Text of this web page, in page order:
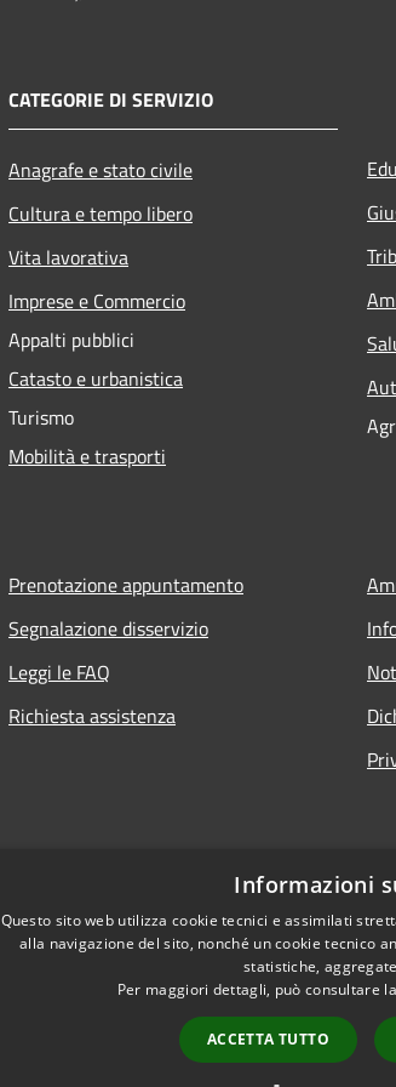
CATEGORIE DI SERVIZIO
Anagrafe e stato civile
Cultura e tempo libero
Vita lavorativa
Imprese e Commercio
Appalti pubblici
Catasto e urbanistica
Turismo
Mobilità e trasporti
Prenotazione appuntamento
Segnalazione disservizio
Leggi le FAQ
Richiesta assistenza
Informazioni
Questo sito web utilizza cookie tecnici e assimilati
alla navigazione del sito, nonché un cookie tecnico
statistiche,
Per maggiori dettagli, può consultare
ACCETTA TUTTO